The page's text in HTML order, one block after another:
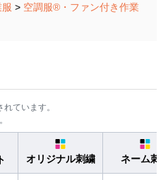
> 空調服®・ファン付き作業
ています。
オリジナル刺繍 ネーム刺